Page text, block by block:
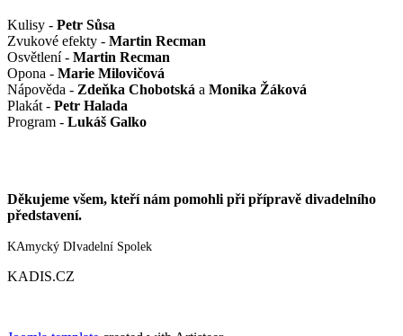
Kulisy - Petr Sůsa
Zvukové efekty - Martin Recman
Osvětlení - Martin Recman
Opona - Marie Milovičová
Nápověda - Zdeňka Chobotská a Monika Žáková
Plakát - Petr Halada
Program - Lukáš Galko
Děkujeme všem, kteří nám pomohli při přípravě divadelního
představení.
KAmycký DIvadelní Spolek
KADIS.CZ